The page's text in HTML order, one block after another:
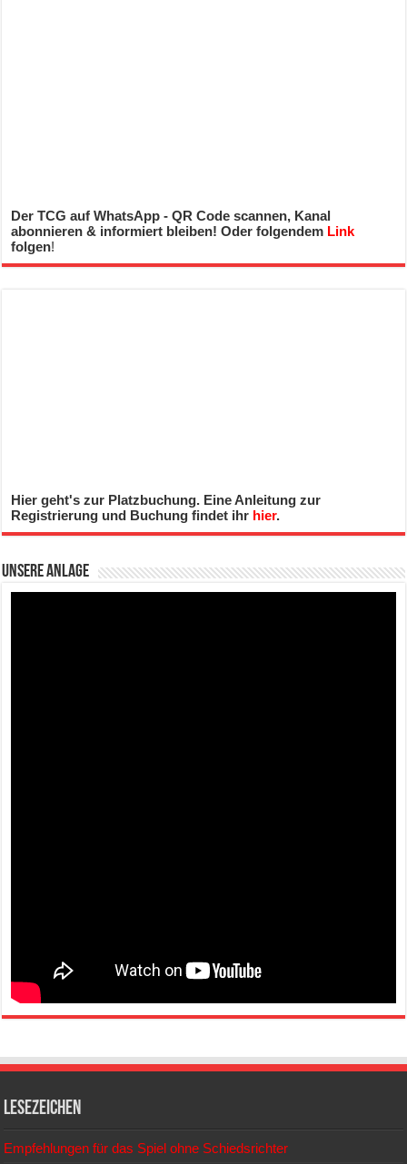
Der TCG auf WhatsApp - QR Code scannen, Kanal
abonnieren & informiert bleiben! Oder folgendem Link
folgen!
Hier geht's zur Platzbuchung. Eine Anleitung zur
Registrierung und Buchung findet ihr hier.
Unsere Anlage
Lesezeichen
Empfehlungen für das Spiel ohne Schiedsrichter